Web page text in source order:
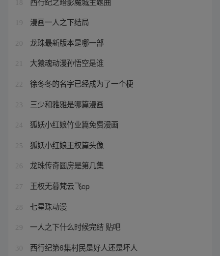
18
19 漫画一人之下结局
20 龙珠最新版本是哪一部
21 大猿魂动漫孙悟空是谁
22 徐冬冬的名字已经成为了一个梗
23 三少和雅雅是哪篇漫画
24 狐妖小红娘竹业篇免费漫画
25 狐妖小红娘王权篇头像
26 龙珠传奇圆房是第几集
27 王权无暮梵云飞cp
28 七星珠动漫
29 一人之下什么时候完结 贴吧
30 西行纪第6集村民是好人还是坏人